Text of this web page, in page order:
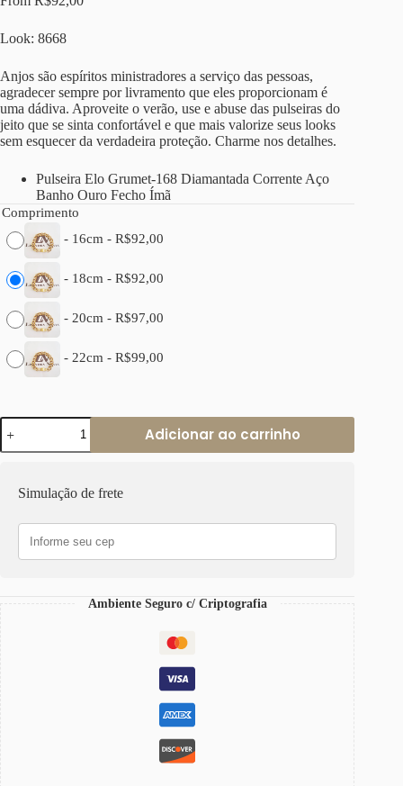
Look: 8668
Anjos são espíritos ministradores a serviço das pessoas,
agradecer sempre por livramento que eles proporcionam é
uma dádiva. Aproveite o verão, use e abuse das pulseiras do
jeito que se sinta confortável e que mais valorize seus looks
sem esquecer da verdadeira proteção. Charme nos detalhes.
Pulseira Elo Grumet-168 Diamantada Corrente Aço
Banho Ouro Fecho Ímã
Comprimento
- 16cm - R$92,00
- 18cm - R$92,00
- 20cm - R$97,00
- 22cm - R$99,00
Pulseira
Elo
Grumet-
Corrente
Banho
Fecho
Adicionar ao carrinho
Simulação de frete
Ambiente Seguro c/ Criptografia